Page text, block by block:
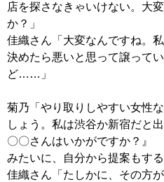
店を探さなきゃいけない。大
か？」
佳織さん「大変なんですね。
決めたら悪いと思って譲って
ど……」
菊乃「やり取りしやすい女性
しょう。私は渋谷か新宿だと
〇〇さんはいかがですか？』
みたいに、自分から提案もする
佳織さん「たしかに、その方